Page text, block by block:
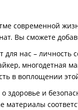
современной
Вы сможете
для нас – личность
многодетная
в воплощении
здоровье и
материалы